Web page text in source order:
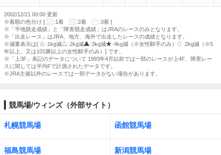
2002/12/21 00:00 更新
※着順の色分け [
:1着 :2着
:3着 ]
※「平地競走成績」と「障害競走成績」はJRAのレースのみとなります。
※「出走レース」はJRA、地方、海外で出走したレースの成績となります。
※減量表示は[
:1kg減 :2kg減 :3kg減 :4kg減（※女性騎手のみ）
:2kg減（※5
年以上、又は101勝以上の女性騎手のみ）] です。
※「上3F」表記のデータについて 1993年4月以前では一部のレースが上4F、障害レー
スに関しては平均Fで計測されたデータです。
※JRA主催以外のレースでは一部データがない場合があります。
競馬場/ウィンズ（外部サイト）
札幌競馬場 函館競馬場
福島競馬場 新潟競馬場